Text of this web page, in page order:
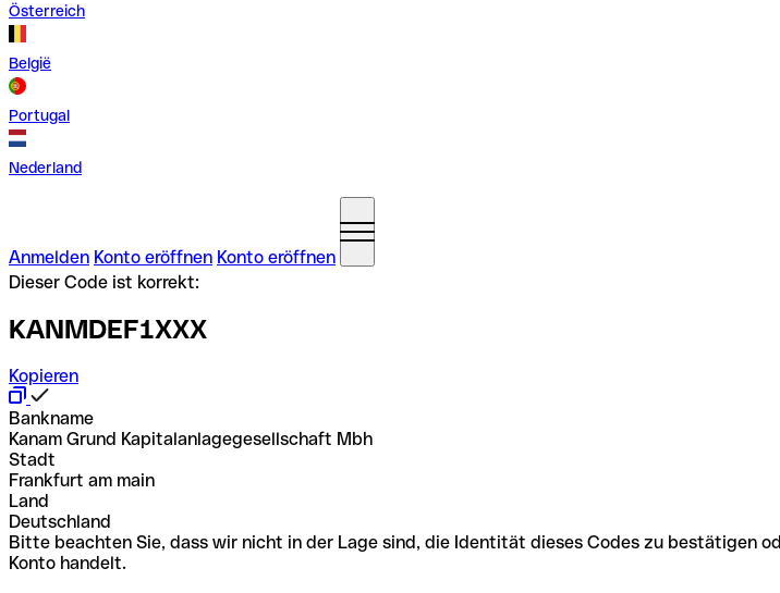
Österreich
België
Portugal
Nederland
Anmelden Konto eröffnen Konto eröffnen
Dieser Code ist korrekt:
KANMDEF1XXX
Kopieren
Bankname
Kanam Grund Kapitalanlagegesellschaft Mbh
Stadt
Frankfurt am main
Land
Deutschland
Bitte beachten Sie, dass wir nicht in der Lage sind, die Identität dieses Codes zu bestätigen
Konto handelt.